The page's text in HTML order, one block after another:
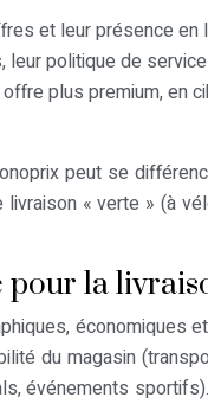
et leur présence en
politique de
plus premium,
peut se
« verte » (à
pour la
économiques
du magasin
événements